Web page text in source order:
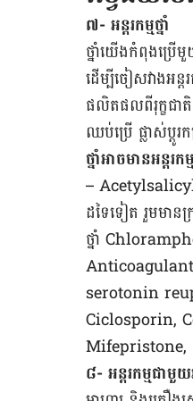
៧- ​អន្តរកម្ម​​ថ្នាំ
ថ្នាំ​យើង​កំពុង​ប្រើ​
ដើម្បី​ចៀស​វាង​អន្ត
ផលិតផល​ពី​រុក្ខជា
ឈប់​ប្រើ ផ្លាស់​ប្ដូ
ថ្នាំអាច​មាន​អន្ត
–
ដទៃទៀត រួមមា
ថ្នាំ
serotonin
Ciclosporin,
Mifepristone,
៨- ​អន្តរកម្ម​ជាមួ